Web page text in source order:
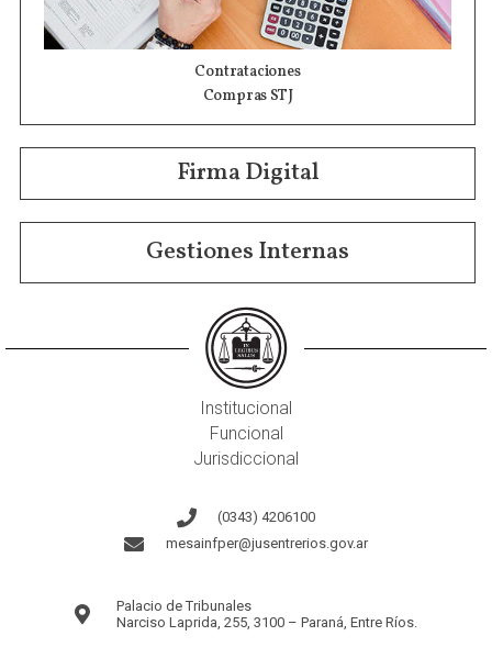
Contrataciones
Compras STJ
Firma Digital
Gestiones Internas
Institucional
Funcional
Jurisdiccional
(0343) 4206100
mesainfper@jusentrerios.gov.ar
Palacio de Tribunales
Narciso Laprida, 255, 3100 – Paraná, Entre Ríos.